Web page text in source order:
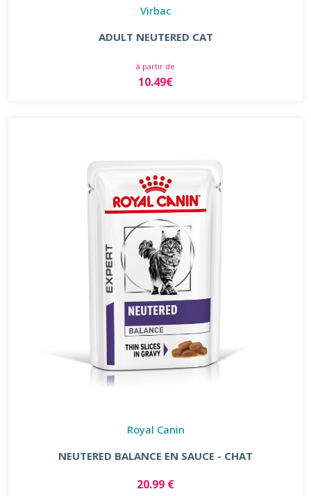
Virbac
ADULT NEUTERED CAT
à partir de
10.49€
Royal Canin
NEUTERED BALANCE EN SAUCE - CHAT
20.99 €